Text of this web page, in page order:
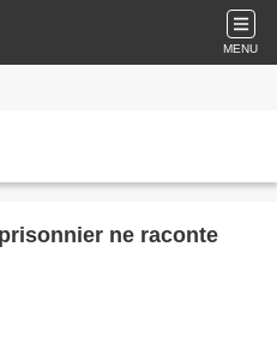
MENU
ne raconte